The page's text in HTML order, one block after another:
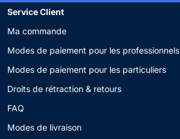
Service Client
Ma commande
Modes de paiement pour les professionnels
Modes de paiement pour les particuliers
Droits de rétraction & retours
FAQ
Modes de livraison